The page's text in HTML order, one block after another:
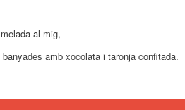
al mig,
amb xocolata i taronja confitada.